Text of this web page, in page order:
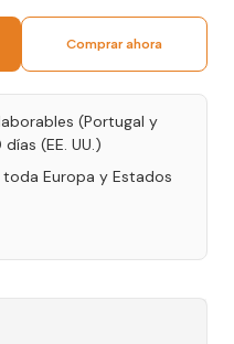
Comprar ahora
(Portugal y
(EE. UU.)
Europa y Estados